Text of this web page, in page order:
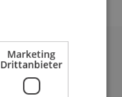
Marketing
Drittanbieter